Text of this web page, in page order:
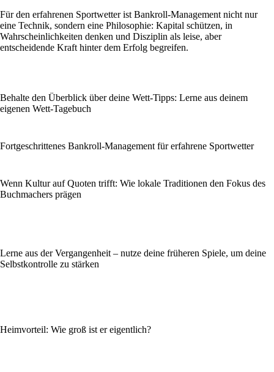
Für den erfahrenen Sportwetter ist Bankroll-Management nicht nur
eine Technik, sondern eine Philosophie: Kapital schützen, in
Wahrscheinlichkeiten denken und Disziplin als leise, aber
entscheidende Kraft hinter dem Erfolg begreifen.
Behalte den Überblick über deine Wett-Tipps: Lerne aus deinem
eigenen Wett-Tagebuch
Fortgeschrittenes Bankroll-Management für erfahrene Sportwetter
Wenn Kultur auf Quoten trifft: Wie lokale Traditionen den Fokus des
Buchmachers prägen
Lerne aus der Vergangenheit – nutze deine früheren Spiele, um deine
Selbstkontrolle zu stärken
Heimvorteil: Wie groß ist er eigentlich?